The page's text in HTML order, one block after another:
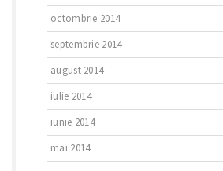
octombrie 2014
septembrie 2014
august 2014
iulie 2014
iunie 2014
mai 2014